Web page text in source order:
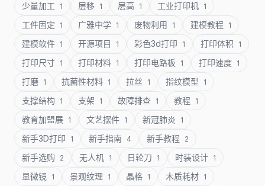
少量加工 1 层移 1 层高 1 工业打印机 1
工件固定 1 广雅中学 1 废物利用 1 建模教程 1
建模软件 1 开源项目 1 彩色3d打印 1 打印体积 1
打印尺寸 1 打印材料 1 打印电路板 1 打印速度 1
打磨 1 抗菌性材料 1 拉丝 1 指纹模型 1
支撑结构 1 支架 1 故障排查 1 教程 1
教育加盟展 1 文艺摆件 1 新冠肺炎 1
新手3D打印 1 新手指南 4 新手教程 2
新手选购 2 无人机 1 日轮刀 1 时装设计 1
显微镜 1 景观纹理 1 晶格 1 木质耗材 1